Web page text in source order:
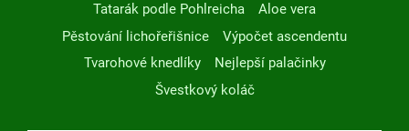
Tatarák podle Pohlreicha
Aloe vera
Pěstování lichořeřišnice
Výpočet ascendentu
Tvarohové knedlíky
Nejlepší palačinky
Švestkový koláč